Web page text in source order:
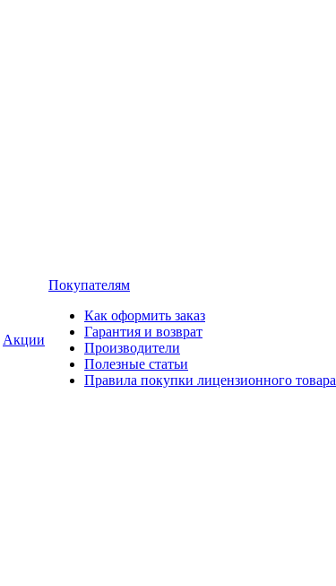
Акции
Покупателям
Как оформить заказ
Гарантия и возврат
Производители
Полезные статьи
Правила покупки лицензионного товара